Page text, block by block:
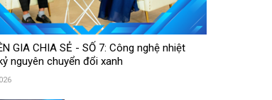
GIA CHIA SẺ - SỐ 7: Công nghệ nhiệt
nguyên chuyển đổi xanh